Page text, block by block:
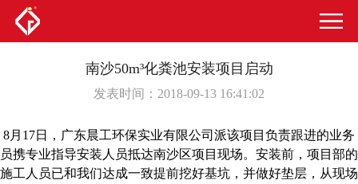
南沙50m³化粪池安装项目启动
发表时间：2018-09-13 16:41:02
8月17日，广东晨工环保实业有限公司派该项目负责跟进的业务
员携专业指导安装人员抵达南沙区项目现场。安装前，项目部的
施工人员已和我们达成一致提前挖好基坑，并做好垫层，从现场